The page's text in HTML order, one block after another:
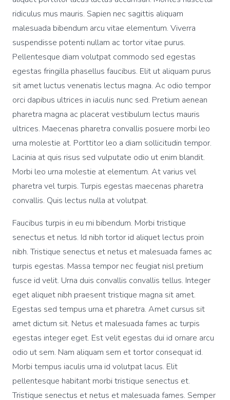
ridiculus mus mauris. Sapien nec sagittis aliquam
malesuada bibendum arcu vitae elementum. Viverra
suspendisse potenti nullam ac tortor vitae purus.
Pellentesque diam volutpat commodo sed egestas
egestas fringilla phasellus faucibus. Elit ut aliquam purus
sit amet luctus venenatis lectus magna. Ac odio tempor
orci dapibus ultrices in iaculis nunc sed. Pretium aenean
pharetra magna ac placerat vestibulum lectus mauris
ultrices. Maecenas pharetra convallis posuere morbi leo
urna molestie at. Porttitor leo a diam sollicitudin tempor.
Lacinia at quis risus sed vulputate odio ut enim blandit.
Morbi leo urna molestie at elementum. At varius vel
pharetra vel turpis. Turpis egestas maecenas pharetra
convallis. Quis lectus nulla at volutpat.
Faucibus turpis in eu mi bibendum. Morbi tristique
senectus et netus. Id nibh tortor id aliquet lectus proin
nibh. Tristique senectus et netus et malesuada fames ac
turpis egestas. Massa tempor nec feugiat nisl pretium
fusce id velit. Urna duis convallis convallis tellus. Integer
eget aliquet nibh praesent tristique magna sit amet.
Egestas sed tempus urna et pharetra. Amet cursus sit
amet dictum sit. Netus et malesuada fames ac turpis
egestas integer eget. Est velit egestas dui id ornare arcu
odio ut sem. Nam aliquam sem et tortor consequat id.
Morbi tempus iaculis urna id volutpat lacus. Elit
pellentesque habitant morbi tristique senectus et.
Tristique senectus et netus et malesuada fames. Semper